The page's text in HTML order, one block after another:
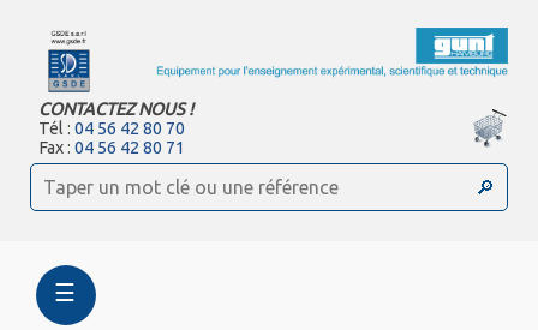
CONTACTEZ NOUS !
Tél :04 56 42 80 70
Fax :04 56 42 80 71
☰